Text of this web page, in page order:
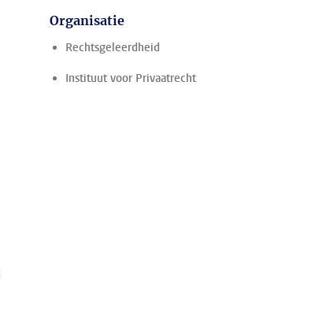
Organisatie
Rechtsgeleerdheid
Instituut voor Privaatrecht